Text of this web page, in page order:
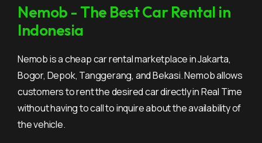
Nemob - The Best Car Rental in
Indonesia
Nemob is a cheap car rental marketplace in Jakarta,
Bogor, Depok, Tanggerang, and Bekasi. Nemob allows
customers to rent the desired car directly in Real Time
without having to call to inquire about the availability of
the vehicle.